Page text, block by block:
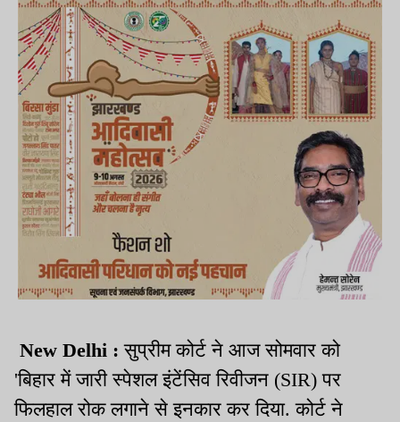
New Delhi : सुप्रीम कोर्ट ने आज सोमवार को
'बिहार में जारी स्पेशल इंटेंसिव रिवीजन (SIR) पर
फिलहाल रोक लगाने से इनकार कर दिया. कोर्ट ने